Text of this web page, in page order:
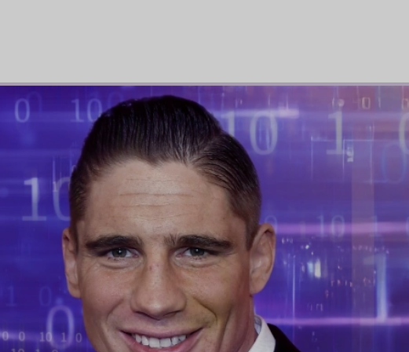
tot interviews met sprekers en bezoekers: beleef de hoogtepunten opnieuw